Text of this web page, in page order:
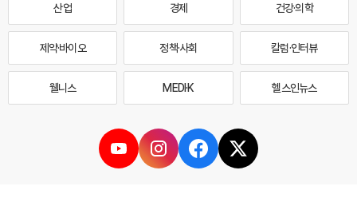
산업 경제 건강·의학
제약·바이오 정책·사회 칼럼·인터뷰
웰니스 MEDI·K 헬스인뉴스